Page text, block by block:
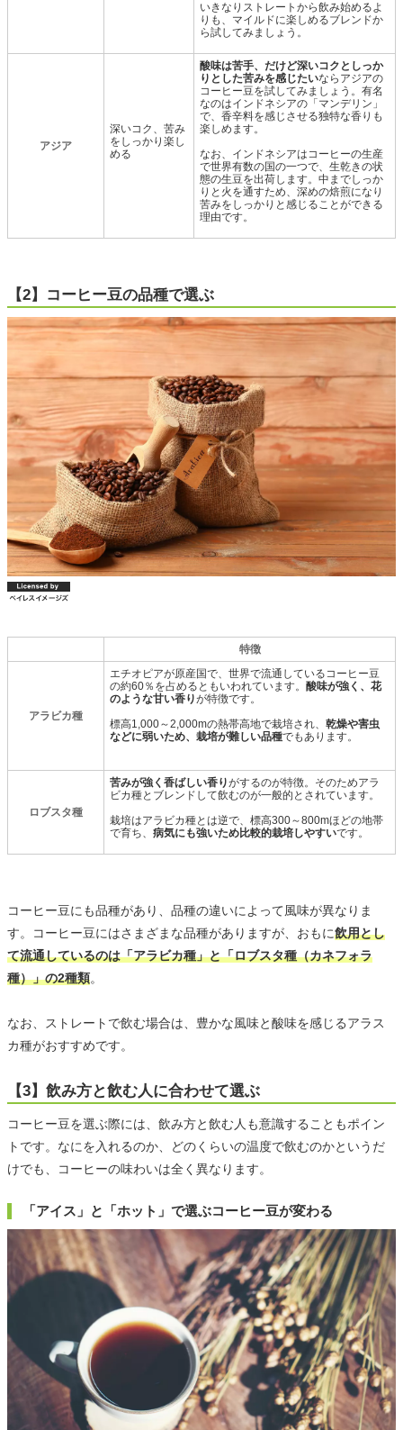
いきなりストレートから飲み始めるよ
りも、マイルドに楽しめるブレンドか
ら試してみましょう。
アジア
深いコク、苦み
をしっかり楽し
める
酸味は苦手、だけど深いコクとしっか
りとした苦みを感じたいならアジアの
コーヒー豆を試してみましょう。有名
なのはインドネシアの「マンデリン」
で、香辛料を感じさせる独特な香りも
楽しめます。
なお、インドネシアはコーヒーの生産
で世界有数の国の一つで、生乾きの状
態の生豆を出荷します。中までしっか
りと火を通すため、深めの焙煎になり
苦みをしっかりと感じることができる
理由です。
【2】コーヒー豆の品種で選ぶ
特徴
アラビカ種
エチオピアが原産国で、世界で流通しているコーヒー豆
の約60％を占めるともいわれています。 酸味が強く、花
のような甘い香りが特徴です。
標高1,000～2,000mの熱帯高地で栽培され、 乾燥や害虫
などに弱いため、栽培が難しい品種でもあります。
ロブスタ種
苦みが強く香ばしい香りがするのが特徴。そのためアラ
ビカ種とブレンドして飲むのが一般的とされています。
栽培はアラビカ種とは逆で、標高300～800mほどの地帯
で育ち、 病気にも強いため比較的栽培しやすいです。
コーヒー豆にも品種があり、品種の違いによって風味が異なりま
す。コーヒー豆にはさまざまな品種がありますが、おもに飲用とし
て流通しているのは「アラビカ種」と「ロブスタ種（カネフォラ
種）」の2種類。
なお、ストレートで飲む場合は、豊かな風味と酸味を感じるアラス
カ種がおすすめです。
【3】飲み方と飲む人に合わせて選ぶ
コーヒー豆を選ぶ際には、飲み方と飲む人も意識することもポイン
トです。なにを入れるのか、どのくらいの温度で飲むのかというだ
けでも、コーヒーの味わいは全く異なります。
「アイス」と「ホット」で選ぶコーヒー豆が変わる